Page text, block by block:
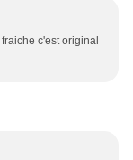
c'est original